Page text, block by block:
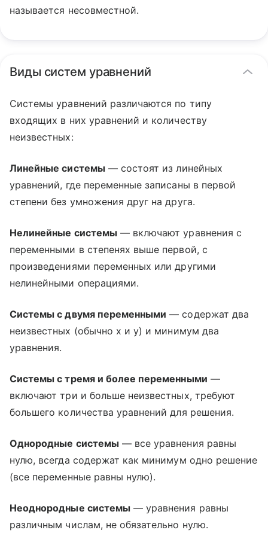
называется несовместной.
Виды систем уравнений
Системы уравнений различаются по типу
входящих в них уравнений и количеству
неизвестных:
Линейные системы — состоят из линейных
уравнений, где переменные записаны в первой
степени без умножения друг на друга.
Нелинейные системы — включают уравнения с
переменными в степенях выше первой, с
произведениями переменных или другими
нелинейными операциями.
Системы с двумя переменными — содержат два
неизвестных (обычно x и y) и минимум два
уравнения.
Системы с тремя и более переменными —
включают три и больше неизвестных, требуют
большего количества уравнений для решения.
Однородные системы — все уравнения равны
нулю, всегда содержат как минимум одно решение
(все переменные равны нулю).
Неоднородные системы — уравнения равны
различным числам, не обязательно нулю.